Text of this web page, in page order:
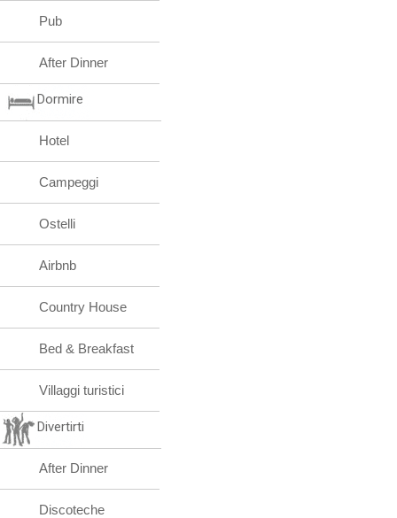
Pub
After Dinner
Dormire
Hotel
Campeggi
Ostelli
Airbnb
Country House
Bed & Breakfast
Villaggi turistici
Divertirti
After Dinner
Discoteche